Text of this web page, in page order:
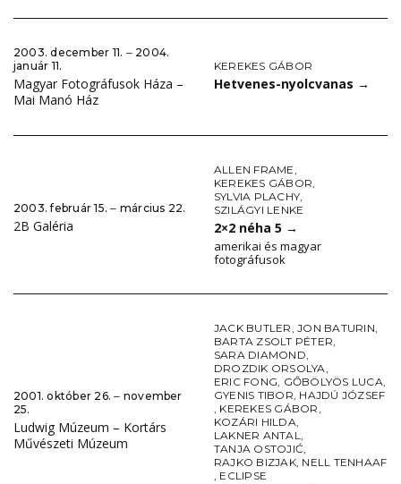
2003. december 11. ‒ 2004.
január 11.
Magyar Fotográfusok Háza –
Mai Manó Ház
KEREKES GÁBOR
Hetvenes-nyolcvanas →
2003. február 15. ‒ március 22.
2B Galéria
ALLEN FRAME,
KEREKES GÁBOR,
SYLVIA PLACHY,
SZILÁGYI LENKE
2×2 néha 5 →
amerikai és magyar
fotográfusok
2001. október 26. ‒ november
25.
Ludwig Múzeum – Kortárs
Művészeti Múzeum
JACK BUTLER,JON BATURIN,
BARTA ZSOLT PÉTER,
SARA DIAMOND,
DROZDIK ORSOLYA,
ERIC FONG, GŐBÖLYÖS LUCA,
GYENIS TIBOR, HAJDÚ JÓZSEF
, KEREKES GÁBOR,
KOZÁRI HILDA,
LAKNER ANTAL,
TANJA OSTOJIĆ,
RAJKO BIZJAK, NELL TENHAAF
, ECLIPSE